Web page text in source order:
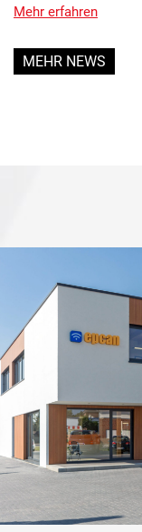
Mehr erfahren
MEHR NEWS